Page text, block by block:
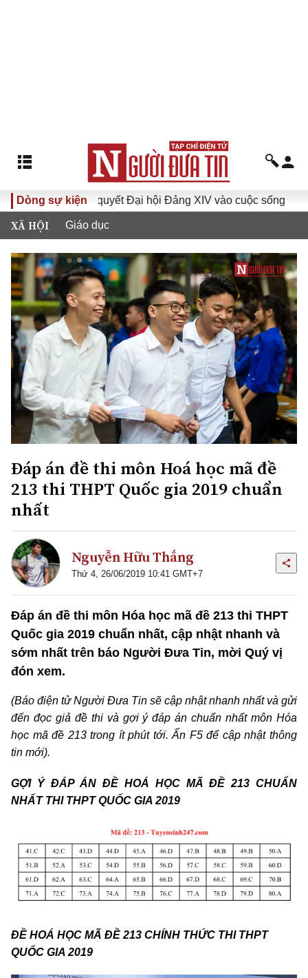
Dòng sự kiện
quyết Đại hội Đảng XIV vào cuộc sống Hướng tới
XÃ HỘI Giáo dục
Đáp án đề thi môn Hoá học mã đề
213 thi THPT Quốc gia 2019 chuẩn
nhất
Nguyễn Hữu Thắng
Thứ 4, 26/06/2019 10:41 GMT+7
Đáp án đề thi môn Hóa học mã đề 213 thi THPT
Quốc gia 2019 chuẩn nhất, cập nhật nhanh và
sớm nhất trên báo Người Đưa Tin, mời Quý vị
đón xem.
(Báo điện tử Người Đưa Tin sẽ cập nhật nhanh nhất và gửi
đến đọc giả đề thi và gợi ý đáp án chuẩn nhất môn Hóa
học mã đề 213 trong ít phút tới. Ấn F5 để cập nhật thông
tin mới).
GỢI Ý ĐÁP ÁN ĐỀ HOÁ HỌC MÃ ĐỀ 213 CHUẨN
NHẤT THI THPT QUỐC GIA 2019
ĐỀ HOÁ HỌC MÃ ĐỀ 213 CHÍNH THỨC THI THPT
QUỐC GIA 2019